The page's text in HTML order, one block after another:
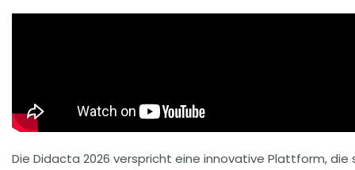
Die Didacta 2026 verspricht eine innovative Plattform,